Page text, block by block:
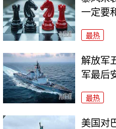
一定要
最热
解放军
军最后
最热
美国对